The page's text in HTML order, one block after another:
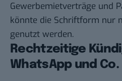
Gewerbemietverträge und
könnte die Schriftform nur
genutzt werden.
Rechtzeitige
WhatsApp und Co.